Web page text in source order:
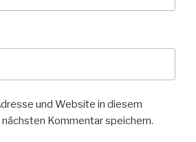
und Website in diesem
Kommentar speichern.